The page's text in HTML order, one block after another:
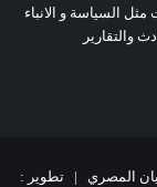
مثل السياسة و الانباء
والتقارير
البيان المصري | تطوير :